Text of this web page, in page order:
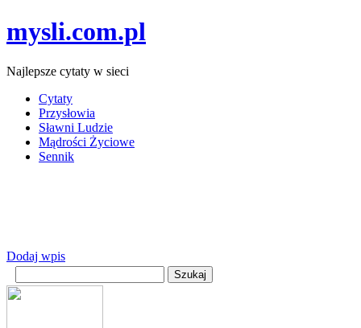
mysli.com.pl
Najlepsze cytaty w sieci
Cytaty
Przysłowia
Sławni Ludzie
Mądrości Życiowe
Sennik
Dodaj wpis